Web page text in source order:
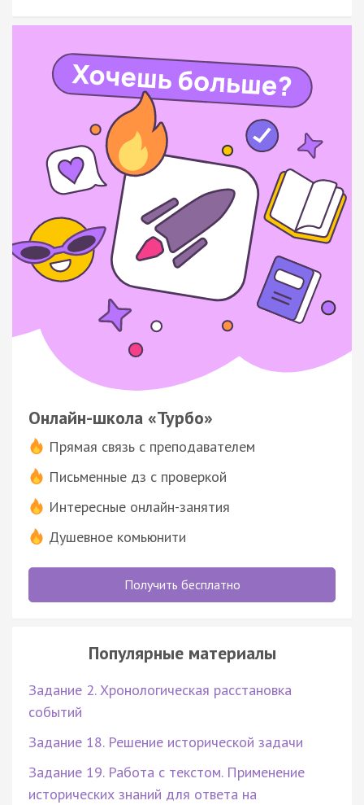
Онлайн-школа «Турбо»
Прямая связь с преподавателем
Письменные дз с проверкой
Интересные онлайн-занятия
Душевное комьюнити
Получить бесплатно
Популярные материалы
Задание 2. Хронологическая расстановка
событий
Задание 18. Решение исторической задачи
Задание 19. Работа с текстом. Применение
исторических знаний для ответа на